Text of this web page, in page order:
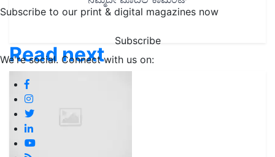
Subscribe to our print & digital magazines now
Subscribe
We're social. Connect with us on:
Read next